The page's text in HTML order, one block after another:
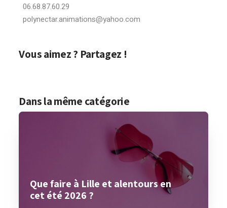
06.68.87.60.29
polynectar.animations@yahoo.com
Vous aimez ? Partagez !
Dans la même catégorie
Que faire à Lille et alentours en
cet été 2026 ?